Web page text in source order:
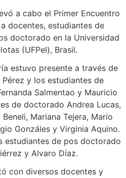
a cabo el Primer Encuentro
docentes, estudiantes de
doctorado en la Universidad
(UFPel), Brasil.
estuvo presente a través de
y los estudiantes de
Salmentao y Mauricio
de doctorado Andrea Lucas,
Mariana Tejera, Mario
Gonzáles y Virginia Aquino.
estudiantes de pos doctorado
y Alvaro Díaz.
con diversos docentes y